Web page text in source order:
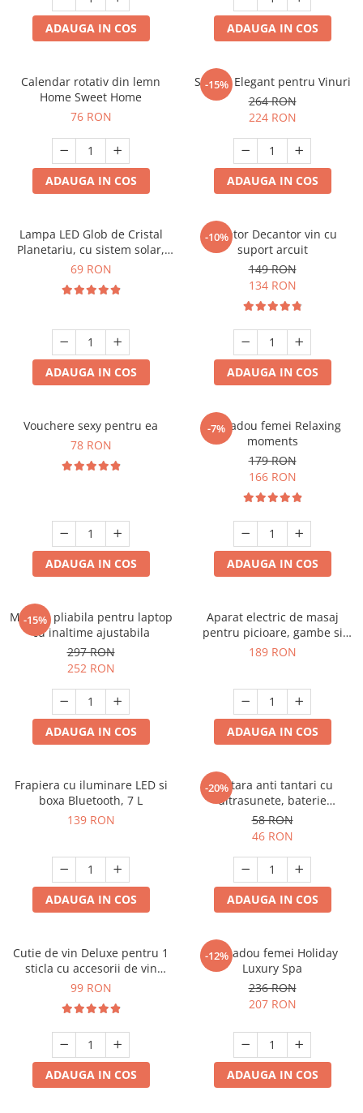
ADAUGA IN COS ADAUGA IN COS
Calendar rotativ din lemn
Home Sweet Home
76 RON
ADAUGA IN COS
-15%
Suport Elegant pentru Vinuri
264 RON
224 RON
ADAUGA IN COS
Lampa LED Glob de Cristal
Planetariu, cu sistem solar,
cadou captivant
69 RON
ADAUGA IN COS
-10%
Aerator Decantor vin cu
suport arcuit
149 RON
134 RON
ADAUGA IN COS
Vouchere sexy pentru ea
78 RON
ADAUGA IN COS
-7%
Set cadou femei Relaxing
moments
179 RON
166 RON
ADAUGA IN COS
-15%
Masuta pliabila pentru laptop
cu inaltime ajustabila
297 RON
252 RON
ADAUGA IN COS
Aparat electric de masaj
pentru picioare, gambe si
brate
189 RON
ADAUGA IN COS
Frapiera cu iluminare LED si
boxa Bluetooth, 7 L
139 RON
ADAUGA IN COS
-20%
Bratara anti tantari cu
ultrasunete, baterie
reincarcabila 90mAh
58 RON
46 RON
ADAUGA IN COS
Cutie de vin Deluxe pentru 1
sticla cu accesorii de vin
incluse piele ecologica de
99 RON
ADAUGA IN COS
-12%
Set cadou femei Holiday
Luxury Spa
236 RON
207 RON
ADAUGA IN COS